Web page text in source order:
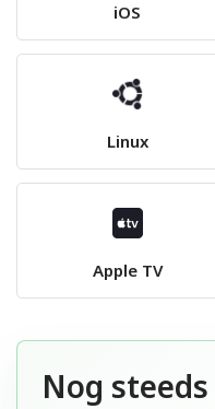
iOS
Linux
Apple TV
Nog